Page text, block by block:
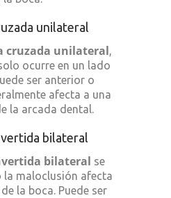
unilateral
cruzada unilateral,
ocurre en un lado
ser anterior o
afecta a una
la arcada dental.
bilateral
bilateral se
la maloclusión afecta
la boca. Puede ser